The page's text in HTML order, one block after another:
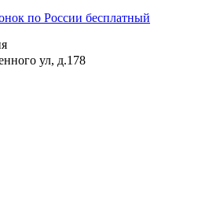
по России бесплатный
ул, д.178